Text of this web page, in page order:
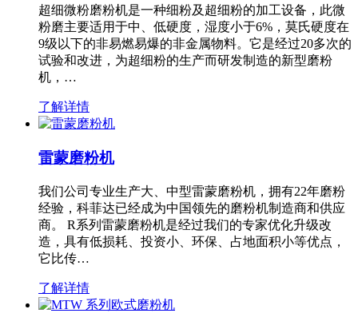
超细微粉磨粉机是一种细粉及超细粉的加工设备，此微
粉磨主要适用于中、低硬度，湿度小于6%，莫氏硬度在
9级以下的非易燃易爆的非金属物料。它是经过20多次的
试验和改进，为超细粉的生产而研发制造的新型磨粉
机，…
了解详情
雷蒙磨粉机
我们公司专业生产大、中型雷蒙磨粉机，拥有22年磨粉
经验，科菲达已经成为中国领先的磨粉机制造商和供应
商。 R系列雷蒙磨粉机是经过我们的专家优化升级改
造，具有低损耗、投资小、环保、占地面积小等优点，
它比传…
了解详情